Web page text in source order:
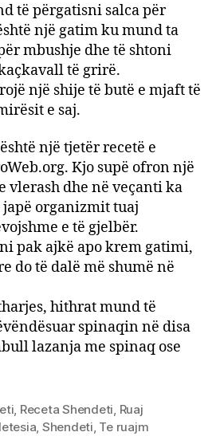
të përgatisni salca për
një gatim ku mund ta
mbushje dhe të shtoni
të grirë.
një shije të butë e mjaft të
e saj.
një tjetër recetë e
Kjo supë ofron një
vlerash dhe në veçanti ka
organizmit tuaj
e të gjelbër.
pak ajkë apo krem gatimi,
do të dalë më shumë në
hithrat mund të
spinaqin në disa
lazanja me spinaq ose
, Receta Shendeti, Ruaj
, Shendeti, Te ruajm